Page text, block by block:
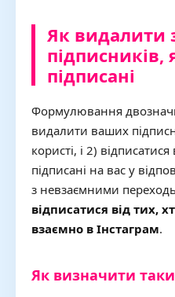
Як видалити
підписників,
підписані
Формулювання
видалити ваших
користі, і 2) відписатися
підписані на вас у
з невзаємними
відписатися від тих,
взаємно в Інстаграм.
Як визначити